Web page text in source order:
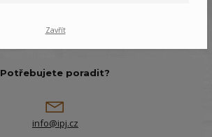
Potřebujete poradit?
info@ipj.cz
Zavřít